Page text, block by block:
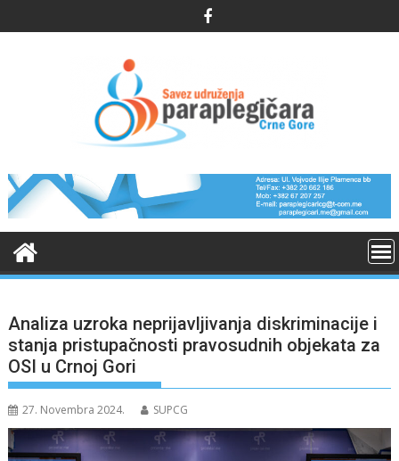
to
Analiza uzroka neprijavljivanja diskriminacije i
stanja pristupačnosti pravosudnih objekata za
OSI u Crnoj Gori
27. Novembra 2024. SUPCG